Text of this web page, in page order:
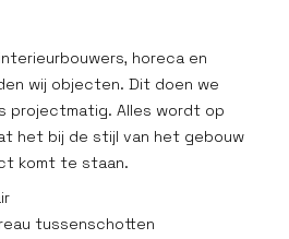
horeca en
wij objecten. Dit doen we
projectmatig. Alles wordt op
het bij de stijl van het gebouw
komt te staan.
tussenschotten